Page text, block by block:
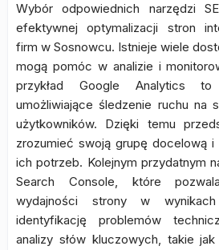
Wybór odpowiednich narzędzi
efektywnej optymalizacji stron
firm w Sosnowcu. Istnieje wiele
mogą pomóc w analizie i
przykład Google Analytics
umożliwiające śledzenie ruchu na
użytkowników. Dzięki temu
zrozumieć swoją grupę docelową
ich potrzeb. Kolejnym przydatnym
Search Console, które
wydajności strony w
identyfikację problemów
analizy słów kluczowych, takie